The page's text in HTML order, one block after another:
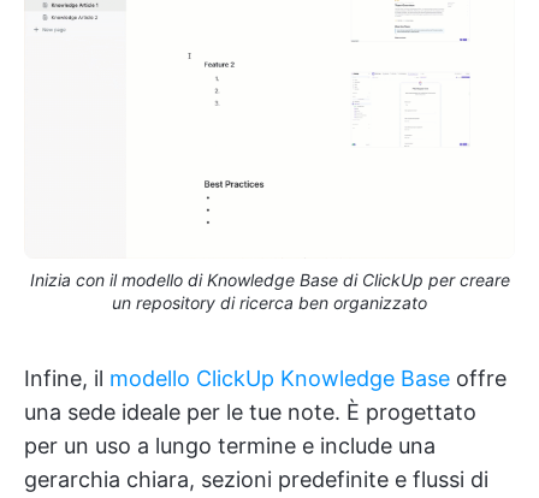
Inizia con il modello di Knowledge Base di ClickUp per creare
un repository di ricerca ben organizzato
Infine, il modello ClickUp Knowledge Base offre
una sede ideale per le tue note. È progettato
per un uso a lungo termine e include una
gerarchia chiara, sezioni predefinite e flussi di